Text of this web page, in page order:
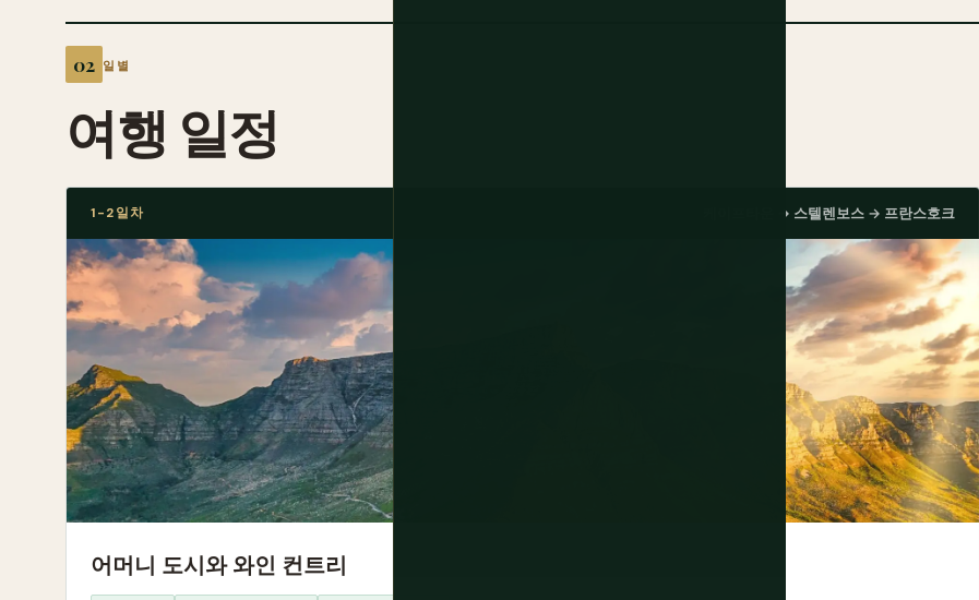
일별
여행 일정
1-2일차 케이프타운 → 스텔렌보스 → 프란스호크
어머니 도시와 와인 컨트리